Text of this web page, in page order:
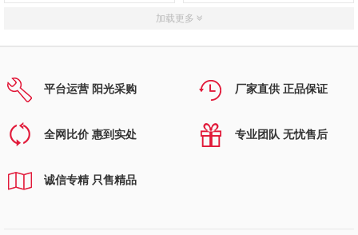
加载更多
平台运营 阳光采购 厂家直供 正品保证
全网比价 惠到实处 专业团队 无忧售后
诚信专精 只售精品